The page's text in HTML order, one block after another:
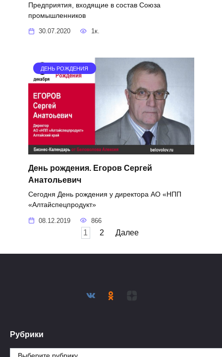
Предприятия, входящие в состав Союза
промышленников
30.07.2020 1к.
ДЕНЬ РОЖДЕНИЯ
День рождения. Егоров Сергей
Анатольевич
Сегодня День рождения у директора АО «НПП
«Алтайспецпродукт»
08.12.2019 866
1 2 Далее
Рубрики
Рубрики